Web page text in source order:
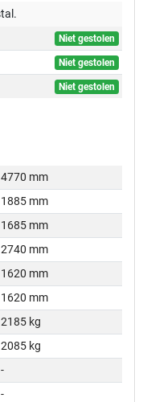
Niet gestolen
Niet gestolen
Niet gestolen
4770 mm
1885 mm
1685 mm
2740 mm
1620 mm
1620 mm
2185 kg
2085 kg
-
-